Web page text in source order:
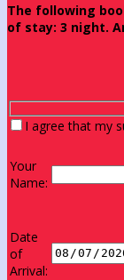
The following
of stay: 3 night.
I agree that my
Your
Name:
Date
of
Arrival: